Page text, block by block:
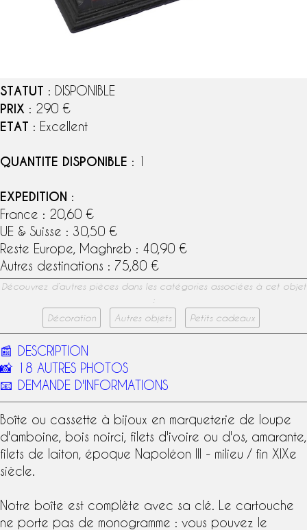
STATUT : DISPONIBLE
PRIX : 290 €
ETAT : Excellent
QUANTITE DISPONIBLE : 1
EXPEDITION :
France : 20,60 €
UE & Suisse : 30,50 €
Reste Europe, Maghreb : 40,90 €
Autres destinations : 75,80 €
Découvrez d’autres pièces dans les catégories associées à cet objet
:
Décoration
Autres objets Petits cadeaux
📰 DESCRIPTION
📸 18 AUTRES PHOTOS
📧 DEMANDE D'INFORMATIONS
Boîte ou cassette à bijoux en marqueterie de loupe
d'amboine, bois noirci, filets d'ivoire ou d'os, amarante,
filets de laiton, époque Napoléon III - milieu / fin XIXe
siècle
Notre boîte est complète avec sa clé. Le cartouche
ne porte pas de monogramme : vous pouvez le